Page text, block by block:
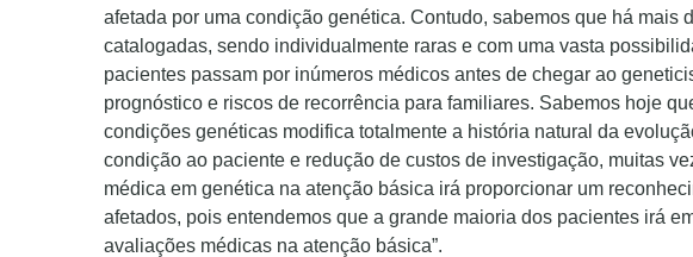
afetada por uma condição genética. Contudo, sabemos que há mais
catalogadas, sendo individualmente raras e com uma vasta
pacientes passam por inúmeros médicos antes de chegar ao
prognóstico e riscos de recorrência para familiares. Sabemos hoje
condições genéticas modifica totalmente a história natural da
condição ao paciente e redução de custos de investigação, muitas
médica em genética na atenção básica irá proporcionar um
afetados, pois entendemos que a grande maioria dos pacientes irá
avaliações médicas na atenção básica”.